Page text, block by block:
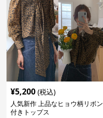
¥5,200 (税込)
人気新作 上品なヒョウ柄リボン
付きトップス